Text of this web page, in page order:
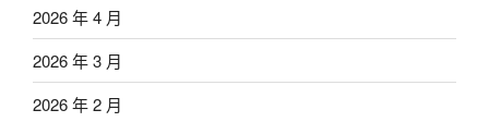
2026 年 4 月
2026 年 3 月
2026 年 2 月